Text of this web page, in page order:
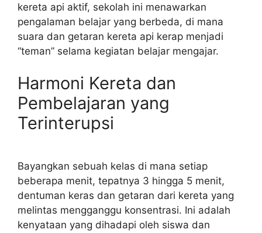
kereta api aktif, sekolah ini menawarkan
pengalaman belajar yang berbeda, di mana
suara dan getaran kereta api kerap menjadi
“teman” selama kegiatan belajar mengajar.
Harmoni Kereta dan
Pembelajaran yang
Terinterupsi
Bayangkan sebuah kelas di mana setiap
beberapa menit, tepatnya 3 hingga 5 menit,
dentuman keras dan getaran dari kereta yang
melintas mengganggu konsentrasi. Ini adalah
kenyataan yang dihadapi oleh siswa dan